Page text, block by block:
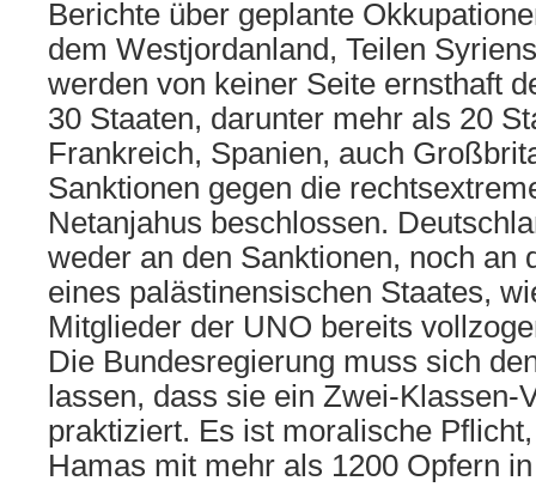
Berichte über geplante
dem Westjordanland, Teilen
werden von keiner Seite ernsthaft
30 Staaten, darunter mehr als 20
Frankreich, Spanien, auch
Sanktionen gegen die
Netanjahus beschlossen.
weder an den Sanktionen, noch an
eines palästinensischen Staates,
Mitglieder der UNO bereits
Die Bundesregierung muss sich
lassen, dass sie ein Zwei-Klassen-
praktiziert. Es ist moralische
Hamas mit mehr als 1200 Opfern